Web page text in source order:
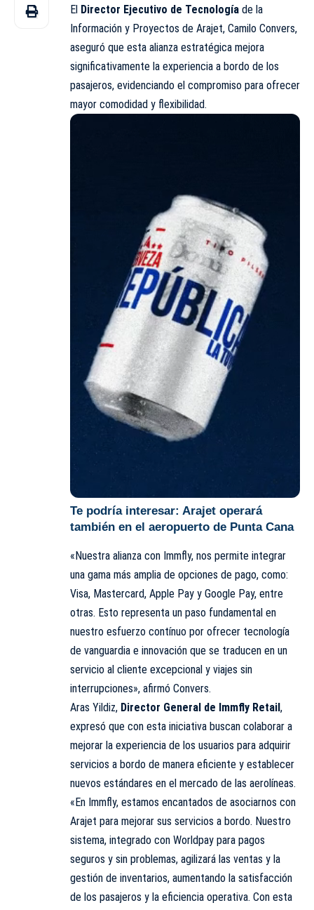
El Director Ejecutivo de Tecnología de la
Información y Proyectos de Arajet, Camilo Convers,
aseguró que esta alianza estratégica mejora
significativamente la experiencia a bordo de los
pasajeros, evidenciando el compromiso para ofrecer
mayor comodidad y flexibilidad.
Te podría interesar: Arajet operará
también en el aeropuerto de Punta Cana
«Nuestra alianza con Immfly, nos permite integrar
una gama más amplia de opciones de pago, como:
Visa, Mastercard, Apple Pay y Google Pay, entre
otras. Esto representa un paso fundamental en
nuestro esfuerzo contínuo por ofrecer tecnología
de vanguardia e innovación que se traducen en un
servicio al cliente excepcional y viajes sin
interrupciones», afirmó Convers.
Aras Yildiz, Director General de Immfly Retail,
expresó que con esta iniciativa buscan colaborar a
mejorar la experiencia de los usuarios para adquirir
servicios a bordo de manera eficiente y establecer
nuevos estándares en el mercado de las aerolíneas.
«En Immfly, estamos encantados de asociarnos con
Arajet para mejorar sus servicios a bordo. Nuestro
sistema, integrado con Worldpay para pagos
seguros y sin problemas, agilizará las ventas y la
gestión de inventarios, aumentando la satisfacción
de los pasajeros y la eficiencia operativa. Con esta